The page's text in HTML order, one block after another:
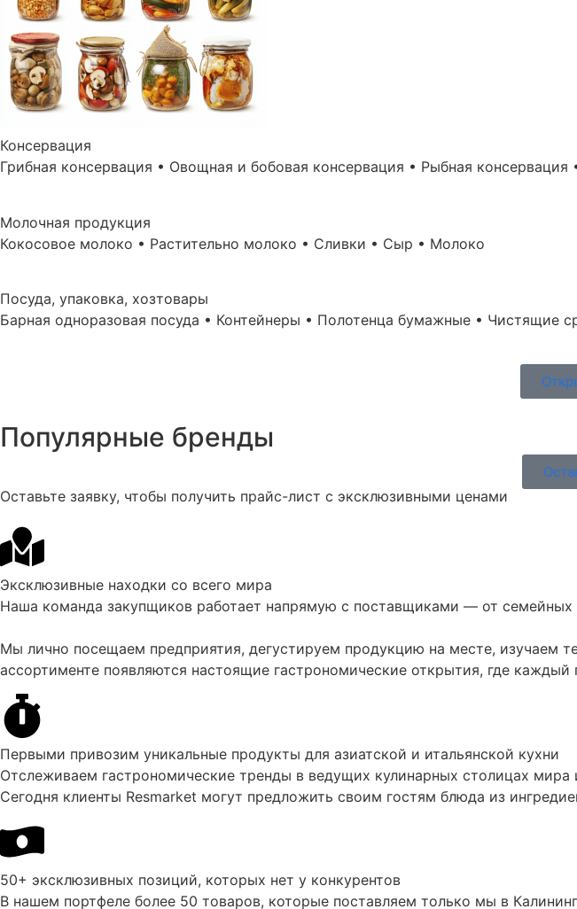
Консервация
Грибная консервация • Овощная и бобовая консервация • Рыбная консервация
Молочная продукция
Кокосовое молоко • Растительно молоко • Сливки • Сыр • Молоко
Посуда, упаковка, хозтовары
Барная одноразовая посуда • Контейнеры • Полотенца бумажные • Чистящие
Популярные бренды
Оставьте заявку, чтобы получить прайс-лист с эксклюзивными ценами
Эксклюзивные находки со всего мира
Наша команда закупщиков работает напрямую с поставщиками — от
Мы лично посещаем предприятия, дегустируем продукцию на месте, изучаем
ассортименте появляются настоящие гастрономические открытия, где
Первыми привозим уникальные продукты для азиатской и итальянской кухни
Отслеживаем гастрономические тренды в ведущих кулинарных столицах
Сегодня клиенты Resmarket могут предложить своим гостям блюда из
50+ эксклюзивных позиций, которых нет у конкурентов
В нашем портфеле более 50 товаров, которые поставляем только мы в